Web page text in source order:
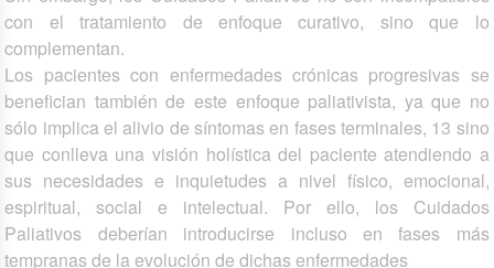
con el tratamiento de enfoque curativo, sino que lo
complementan.
Los pacientes con enfermedades crónicas progresivas se
benefician también de este enfoque paliativista, ya que no
sólo implica el alivio de síntomas en fases terminales, 13 sino
que conlleva una visión holística del paciente atendiendo a
sus necesidades e inquietudes a nivel físico, emocional,
espiritual, social e intelectual. Por ello, los Cuidados
Paliativos deberían introducirse incluso en fases más
tempranas de la evolución de dichas enfermedades